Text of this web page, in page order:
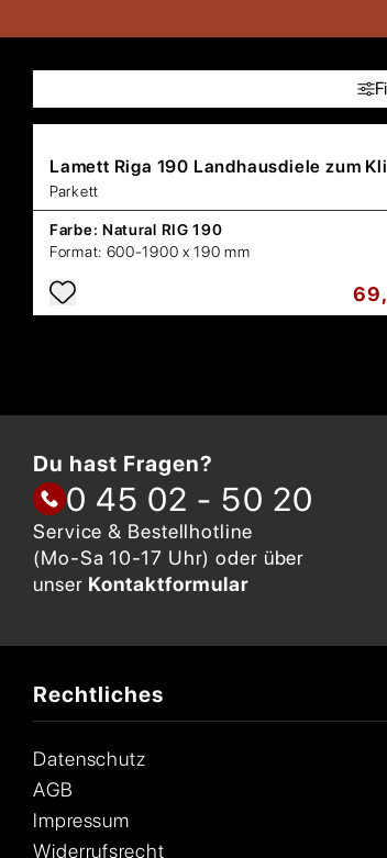
Lamett Riga 190 Landhausdiele zum
Parkett
Farbe: Natural RIG 190
Format: 600-1900 x 190 mm
Du hast Fragen?
0 45 02 - 50 20
Service & Bestellhotline
(Mo-Sa 10-17 Uhr) oder über
unser Kontaktformular
Rechtliches
Datenschutz
AGB
Impressum
Widerrufsrecht